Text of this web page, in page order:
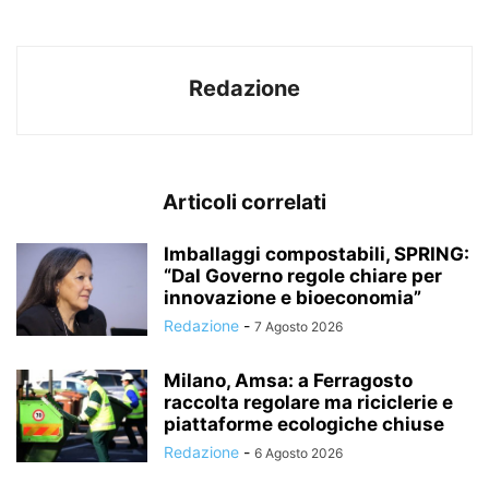
Redazione
Articoli correlati
Imballaggi compostabili, SPRING:
“Dal Governo regole chiare per
innovazione e bioeconomia”
Redazione - 7 Agosto 2026
Milano, Amsa: a Ferragosto
raccolta regolare ma riciclerie e
piattaforme ecologiche chiuse
Redazione - 6 Agosto 2026